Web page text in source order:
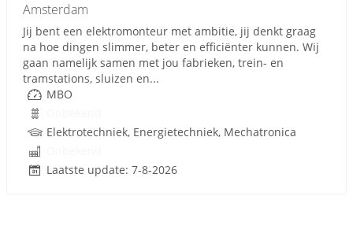
Amsterdam
Jij bent een elektromonteur met ambitie, jij denkt graag
na hoe dingen slimmer, beter en efficiënter kunnen. Wij
gaan namelijk samen met jou fabrieken, trein- en
tramstations, sluizen en...
MBO
Elektrotechniek, Energietechniek, Mechatronica
Laatste update: 7-8-2026